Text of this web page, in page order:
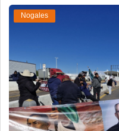
Sonora
Arizona
Internacional
Deportes
Nogales